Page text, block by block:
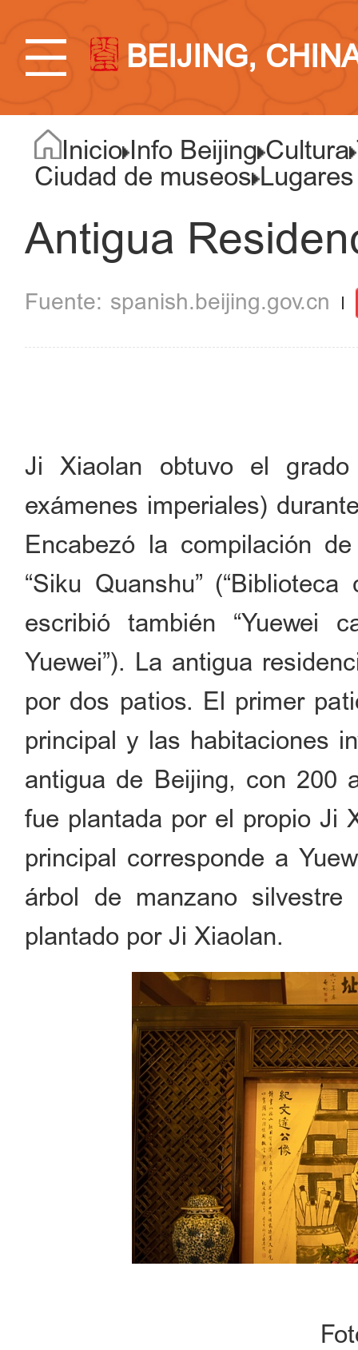
BEIJING,
Inicio Info Beijing Cultura
Ciudad de museos Lugares
Antigua
spanish.beijing.gov.cn
Ji Xiaolan obtuvo el
exámenes imperiales)
Encabezó la compilación
“Siku Quanshu”
escribió también “Yuewei
Yuewei”). La antigua
por dos patios. El primer
principal y las habitaciones
antigua de Beijing, con 200
fue plantada por el propio Ji
principal corresponde a
árbol de manzano
plantado por Ji Xiaolan.